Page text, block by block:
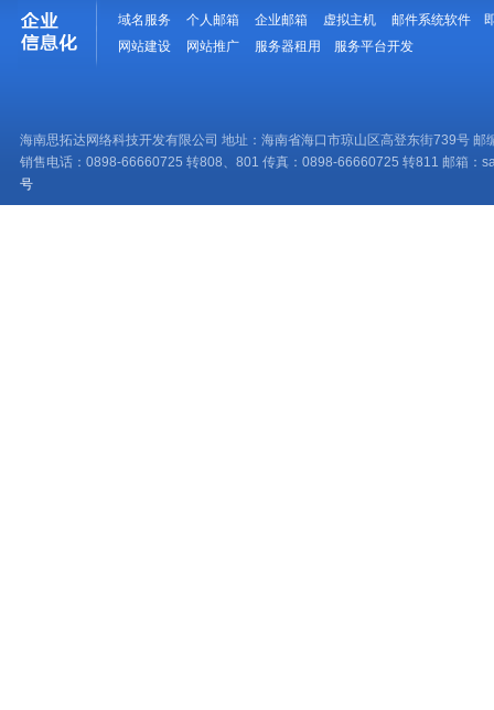
域名服务 个人邮箱 企业邮箱 虚拟主机 邮件系统软件
网站建设
网站推广 服务器租用 服务平台开发
海南思拓达网络科技开发有限公司 地址：海南省海口市琼山区高登东街739号 邮
销售电话：0898-66660725 转808、801 传真：0898-66660725 转811 邮箱：
号